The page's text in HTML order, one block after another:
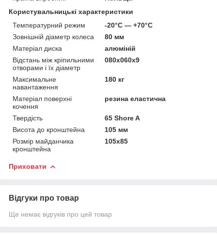
Користувальницькі характеристики
Температурний режим
-20°C — +70°C
Зовнішній діаметр колеса
80 мм
Матеріал диска
алюміній
Відстань між кріпильними
отворами і їх діаметр
080х060х9
Максимальне
навантаження
180 кг
Матеріал поверхні
кочення
резина еластична
Твердість
65 Shore A
Висота до кронштейна
105 мм
Розмір майданчика
кронштейна
105х85
Приховати
Відгуки про товар
Ще немає відгуків про цей товар